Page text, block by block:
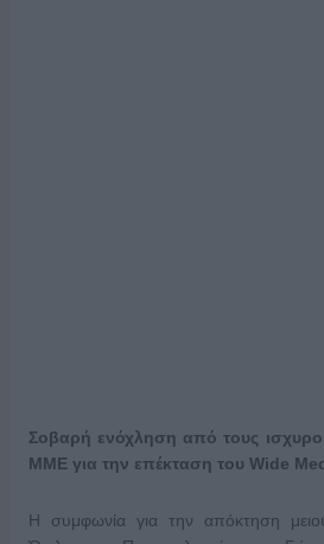
Σοβαρή ενόχληση από τους
ΜΜΕ για την επέκταση του Wide
Η συμφωνία για την απόκτηση